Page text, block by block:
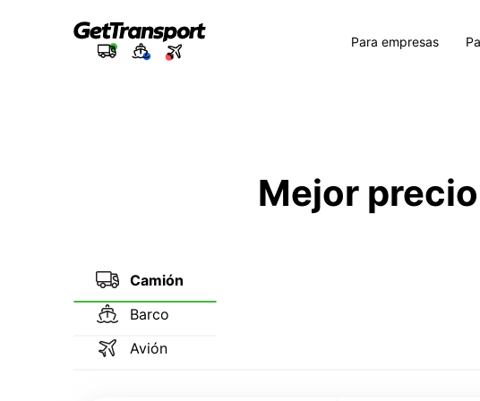
Para empresas
Mejor
Camión
Barco
Avión